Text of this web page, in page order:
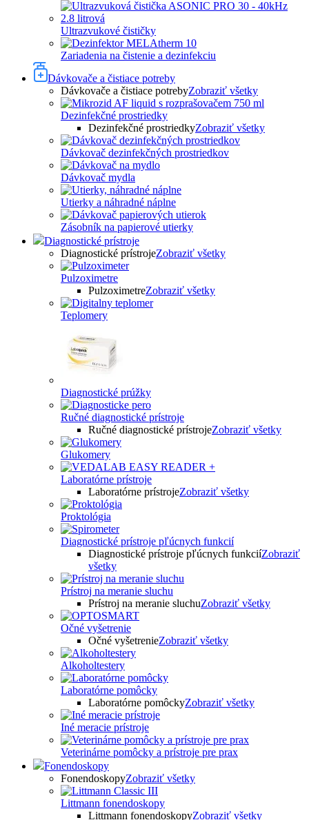
Ultrazvukové čističky
Zariadenia na čistenie a dezinfekciu
Dávkovače a čistiace potreby
Dávkovače a čistiace potrebyZobraziť všetky
Dezinfekčné prostriedky
Dezinfekčné prostriedkyZobraziť všetky
Dávkovač dezinfekčných prostriedkov
Dávkovač mydla
Utierky a náhradné náplne
Zásobník na papierové utierky
Diagnostické prístroje
Diagnostické prístrojeZobraziť všetky
Pulzoximetre
PulzoximetreZobraziť všetky
Teplomery
Diagnostické prúžky
Ručné diagnostické prístroje
Ručné diagnostické prístrojeZobraziť všetky
Glukomery
Laboratórne prístroje
Laboratórne prístrojeZobraziť všetky
Proktológia
Diagnostické prístroje pľúcnych funkcií
Diagnostické prístroje pľúcnych funkciíZobraziť
všetky
Prístroj na meranie sluchu
Prístroj na meranie sluchuZobraziť všetky
Očné vyšetrenie
Očné vyšetrenieZobraziť všetky
Alkoholtestery
Laboratórne pomôcky
Laboratórne pomôckyZobraziť všetky
Iné meracie prístroje
Veterinárne pomôcky a prístroje pre prax
Fonendoskopy
FonendoskopyZobraziť všetky
Littmann fonendoskopy
Littmann fonendoskopyZobraziť všetky